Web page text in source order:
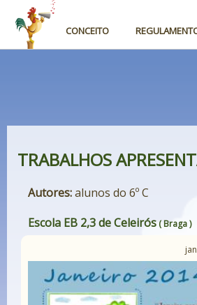
CONCEITO
TRABALHOS
Autores:alunos do 6º C
Escola EB 2,3 de Celeirós ( Braga )